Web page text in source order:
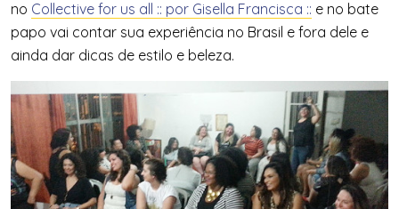
no Collective for us all :: por Gisella Francisca :: e no bate
papo vai contar sua experiência no Brasil e fora dele e
ainda dar dicas de estilo e beleza.